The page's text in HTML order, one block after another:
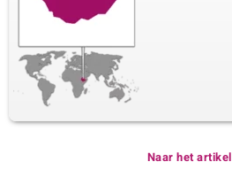
Naar het artikel